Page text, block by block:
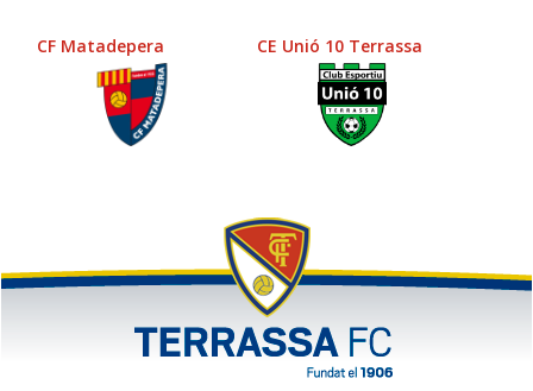
CF Matadepera CE Unió 10 Terrassa